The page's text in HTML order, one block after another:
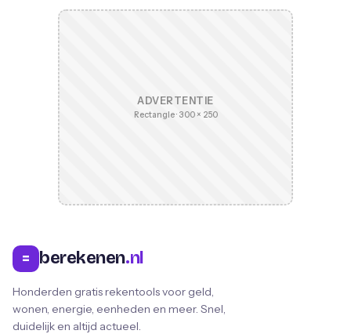
ADVERTENTIE
Rectangle · 300 × 250
= berekenen.nl
Honderden gratis rekentools voor geld,
wonen, energie, eenheden en meer. Snel,
duidelijk en altijd actueel.